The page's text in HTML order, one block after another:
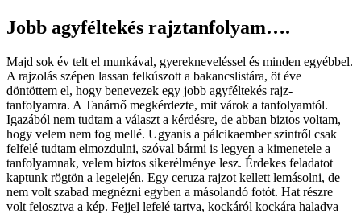
Jobb agyféltekés rajztanfolyam….
Majd sok év telt el munkával, gyerekneveléssel és minden egyébbel.
A rajzolás szépen lassan felkúszott a bakancslistára, öt éve
döntöttem el, hogy benevezek egy jobb agyféltekés rajz-
tanfolyamra. A Tanárnő megkérdezte, mit várok a tanfolyamtól.
Igazából nem tudtam a választ a kérdésre, de abban biztos voltam,
hogy velem nem fog mellé. Ugyanis a pálcikaember szintről csak
felfelé tudtam elmozdulni, szóval bármi is legyen a kimenetele a
tanfolyamnak, velem biztos sikerélménye lesz. Érdekes feladatot
kaptunk rögtön a legelején. Egy ceruza rajzot kellett lemásolni, de
nem volt szabad megnézni egyben a másolandó fotót. Hat részre
volt felosztva a kép. Fejjel lefelé tartva, kockáról kockára haladva